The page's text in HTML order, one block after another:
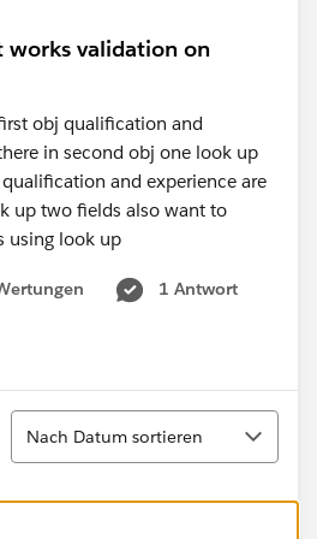
validation on
obj qualification and
in second obj one look up
and experience are
up two fields also want to
using look up
1 Antwort
Sortieren
Nach Datum sortieren